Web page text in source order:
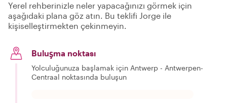
Yerel rehberinizle neler yapacağınızı görmek için
aşağıdaki plana göz atın. Bu teklifi Jorge ile
kişiselleştirmekten çekinmeyin.
Buluşma noktası
Yolculuğunuza başlamak için Antwerp - Antwerpen-
Centraal noktasında buluşun